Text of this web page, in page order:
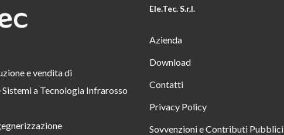
e vendita di
a Tecnologia Infrarosso
Ele.Tec. S.r.l.
Azienda
Download
Contatti
Privacy Policy
Sovvenzioni e Contributi Pubblici